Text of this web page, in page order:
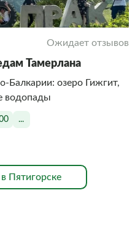
Ожидает отзывов
Тамерлана
озеро Гижгит,
водопады
...
Пятигорске